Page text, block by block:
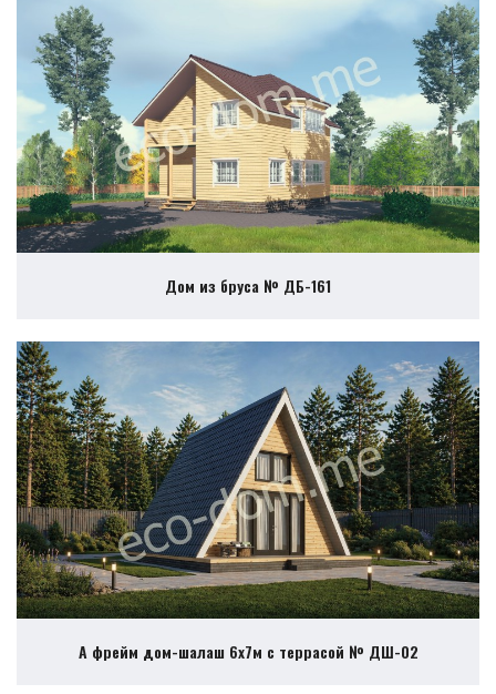
Дом из бруса № ДБ-161
А фрейм дом-шалаш 6х7м с террасой № ДШ-02